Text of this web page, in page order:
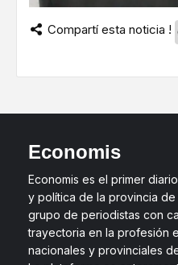
Compartí esta noticia !
Economis
Economis es el primer
y política de la provincia
grupo de periodistas con
trayectoria en la profesión
nacionales y provinciales